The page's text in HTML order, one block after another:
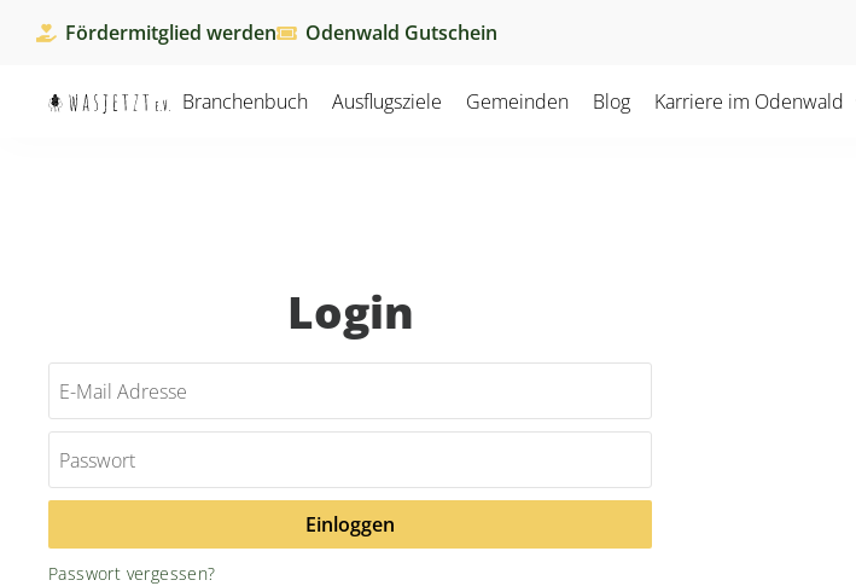
Fördermitglied werden Odenwald Gutschein
Branchenbuch Ausflugsziele Gemeinden Blog Karriere im Odenwald
Login
Einloggen
Alternative:
Passwort vergessen?